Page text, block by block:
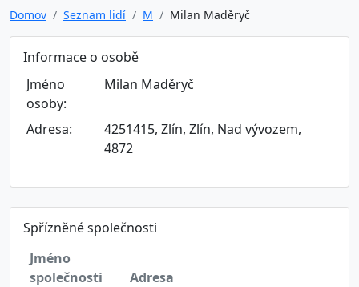
Domov Seznam lidí M Milan Maděryč
Informace o osobě
Jméno
osoby:
Milan Maděryč
Adresa:
4251415, Zlín, Zlín, Nad vývozem,
4872
Spřízněné společnosti
Jméno
společnosti
Adresa